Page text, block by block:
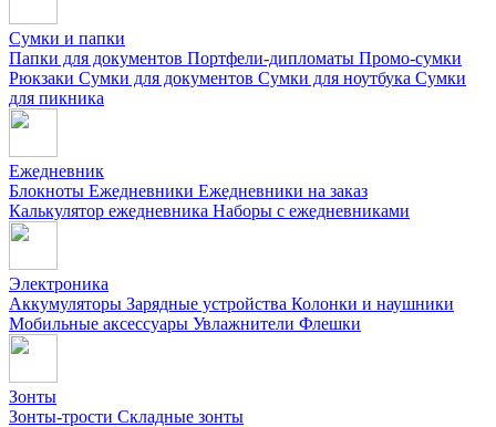
Сумки и папки
Папки для документов Портфели-дипломаты Промо-сумки
Рюкзаки Сумки для документов Сумки для ноутбука Сумки
для пикника
Ежедневник
Блокноты Ежедневники Ежедневники на заказ
Калькулятор ежедневника Наборы с ежедневниками
Электроника
Аккумуляторы Зарядные устройства Колонки и наушники
Мобильные аксессуары Увлажнители Флешки
Зонты
Зонты-трости Складные зонты